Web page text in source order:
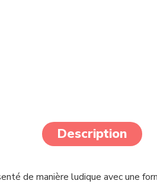
Description
de manière ludique avec une